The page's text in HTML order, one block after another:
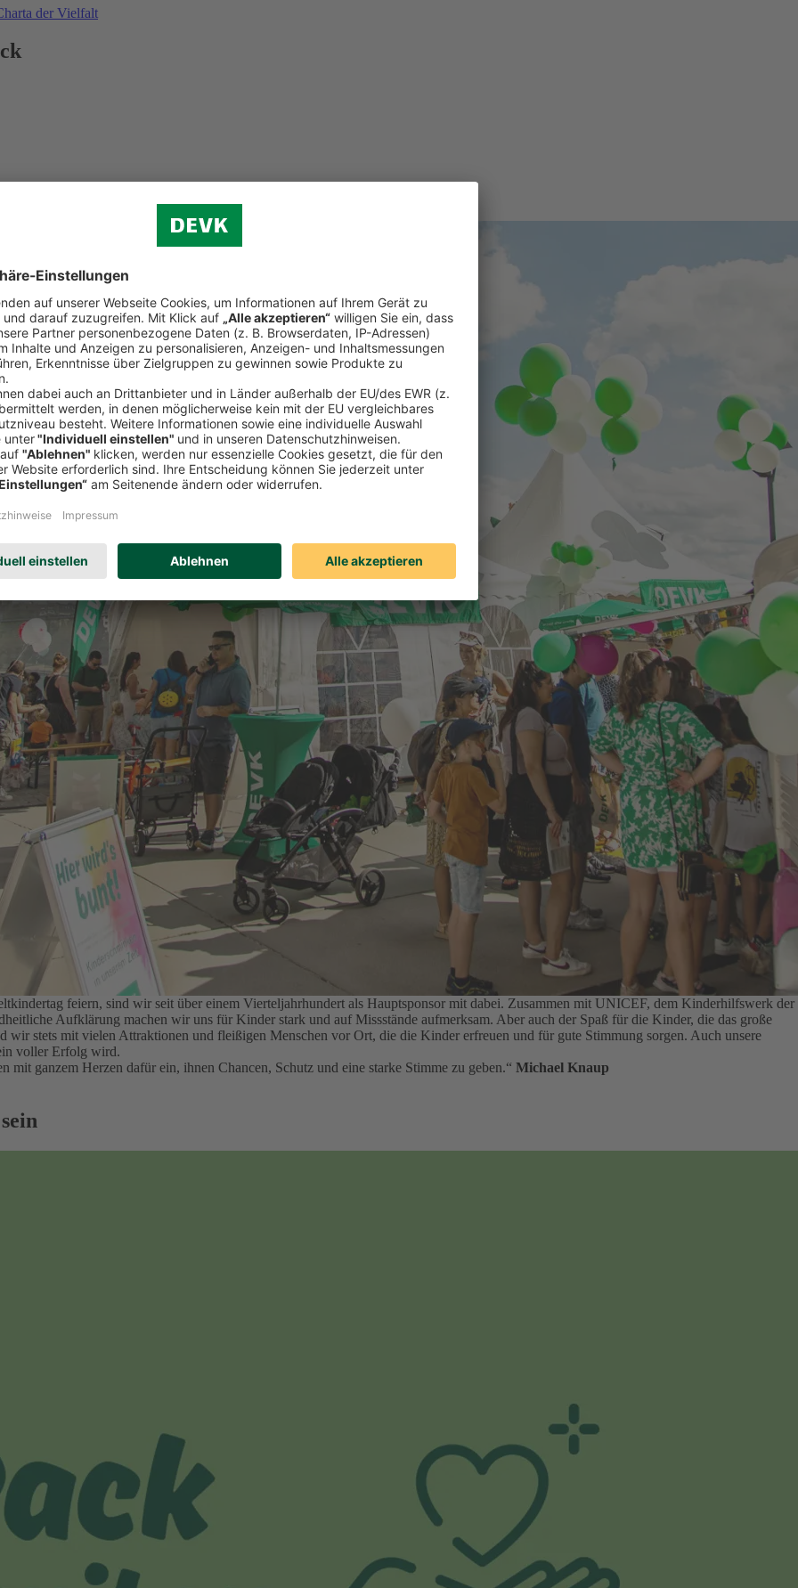
der Vielfalt
Weltkindertag
feiern, sind wir seit über einem Vierteljahrhundert als Hauptsponsor mit dabei. Zusammen mit UNICEF, dem Kinderhilfswerk der
Aufklärung machen wir uns für Kinder stark und auf Missstände aufmerksam. Aber auch der Spaß für die Kinder, die das große
wir stets mit vielen Attraktionen und fleißigen Menschen vor Ort, die die Kinder erfreuen und für gute Stimmung sorgen. Auch unsere
voller Erfolg wird.
mit ganzem Herzen dafür ein, ihnen Chancen, Schutz und eine starke Stimme zu geben.“ Michael Knaup